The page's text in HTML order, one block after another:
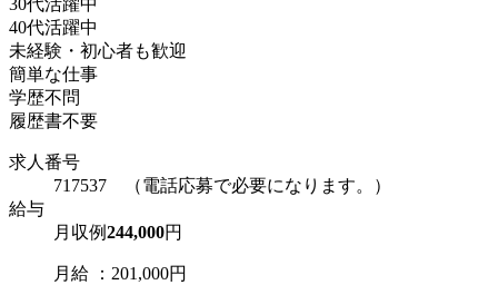
30代活躍中
40代活躍中
未経験・初心者も歓迎
簡単な仕事
学歴不問
履歴書不要
求人番号
717537 （電話応募で必要になります。）
給与
月収例244,000円
月給 ：201,000円